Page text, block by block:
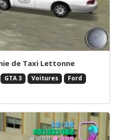
de Taxi Lettonne
GTA 3 Voitures
Ford